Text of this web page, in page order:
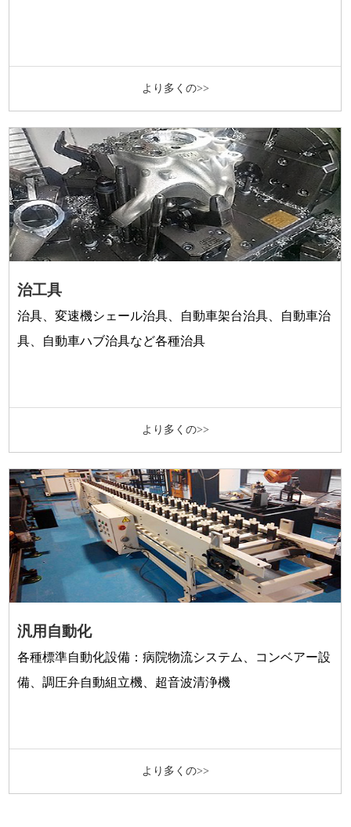
より多くの>>
治工具
治具、変速機シェール治具、自動車架台治具、自動車治
具、自動車ハブ治具など各種治具
より多くの>>
汎用自動化
各種標準自動化設備：病院物流システム、コンベアー設
備、調圧弁自動組立機、超音波清浄機
より多くの>>